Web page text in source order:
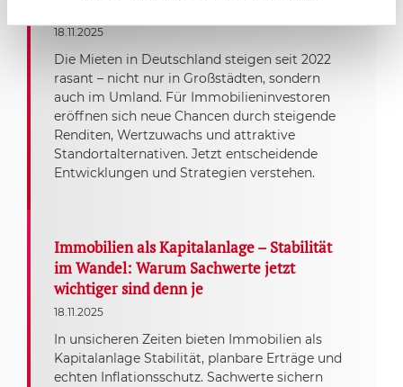
18.11.2025
Die Mieten in Deutschland steigen seit 2022
rasant – nicht nur in Großstädten, sondern
auch im Umland. Für Immobilieninvestoren
eröffnen sich neue Chancen durch steigende
Renditen, Wertzuwachs und attraktive
Standortalternativen. Jetzt entscheidende
Entwicklungen und Strategien verstehen.
Immobilien als Kapitalanlage – Stabilität
im Wandel: Warum Sachwerte jetzt
wichtiger sind denn je
18.11.2025
In unsicheren Zeiten bieten Immobilien als
Kapitalanlage Stabilität, planbare Erträge und
echten Inflationsschutz. Sachwerte sichern